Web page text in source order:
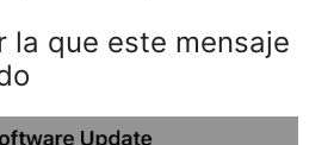
la que este mensaje